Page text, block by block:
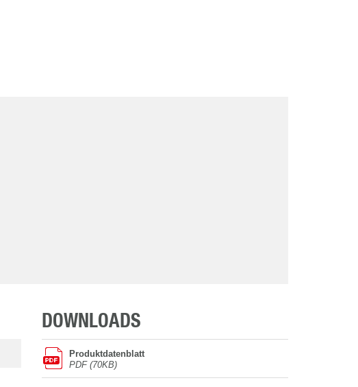
DOWNLOADS
Produktdatenblatt
PDF (70KB)